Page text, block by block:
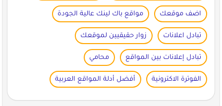
اضف موقعك مواقع باك لينك عالية الجودة
تبادل اعلانات زوار حقيقيين لموقعك
تبادل إعلانات بين المواقع محامي
الفوترة الاكترونية أفضل أدلة المواقع العربية